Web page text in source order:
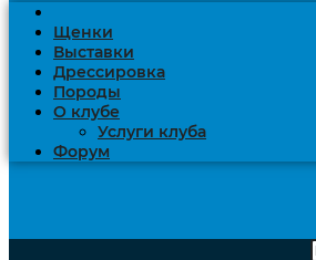
Щенки
Выставки
Дрессировка
Породы
О клубе
Услуги клуба
Форум